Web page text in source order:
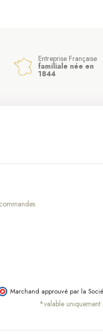
Entreprise Française
familiale née en
1844
Marchand approuvé par la
*valable